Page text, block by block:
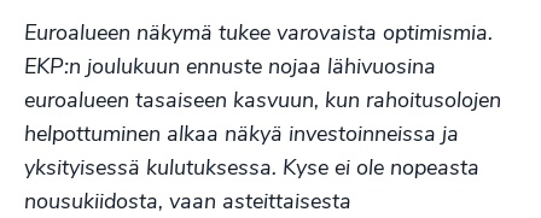
Euroalueen näkymä tukee varovaista optimismia.
EKP:n joulukuun ennuste nojaa lähivuosina
euroalueen tasaiseen kasvuun, kun rahoitusolojen
helpottuminen alkaa näkyä investoinneissa ja
yksityisessä kulutuksessa. Kyse ei ole nopeasta
nousukiidosta, vaan asteittaisesta